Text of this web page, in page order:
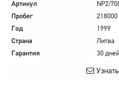
Артикул
NP2/
Пробег
218000
Год
1999
Страна
Литва
Гарантия
30 дней